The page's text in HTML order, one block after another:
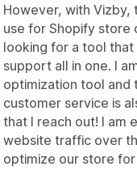
However, with
use for Shopify store
looking for a tool
support all in one. I
optimization tool and
customer service is
that I reach out! I am
website traffic over
optimize our store